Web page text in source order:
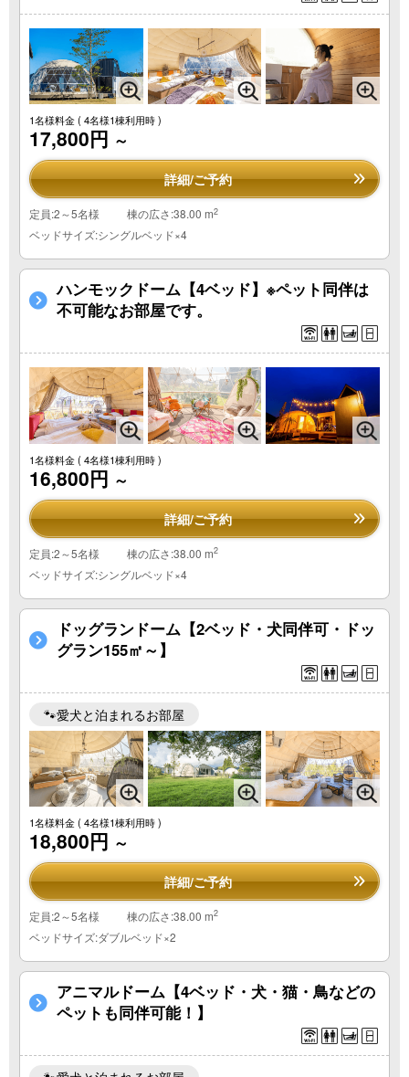
1名様料金( 4名様1棟利用時 )
17,800円 ～
詳細/ご予約
定員:2～5名様 棟の広さ:38.00 m2
ベッドサイズ:シングルベッド×4
ハンモックドーム【4ベッド】※ペット同伴は
不可能なお部屋です。
1名様料金( 4名様1棟利用時 )
16,800円 ～
詳細/ご予約
定員:2～5名様 棟の広さ:38.00 m2
ベッドサイズ:シングルベッド×4
ドッグランドーム【2ベッド・犬同伴可・ドッ
グラン155㎡～】
🐾愛犬と泊まれるお部屋
1名様料金( 4名様1棟利用時 )
18,800円 ～
詳細/ご予約
定員:2～5名様 棟の広さ:38.00 m2
ベッドサイズ:ダブルベッド×2
アニマルドーム【4ベッド・犬・猫・鳥などの
ペットも同伴可能！】